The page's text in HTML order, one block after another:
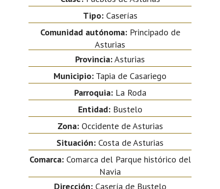
Tipo:Caserías
Comunidad autónoma:Principado de
Asturias
Provincia:Asturias
Municipio: Tapia de Casariego
Parroquia:La Roda
Entidad:Bustelo
Zona:Occidente de Asturias
Situación: Costa de Asturias
Comarca:Comarca del Parque histórico del
Navia
Dirección:Casería de Bustelo